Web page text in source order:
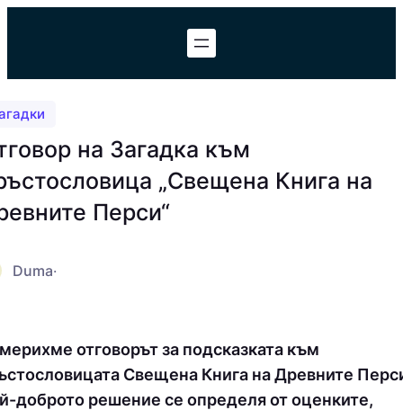
на Загадка към
„Свещена Книга на
Перси“
Duma·
отговорът за подсказката към
Свещена Книга на Древните
доброто решение се определя от оценките,